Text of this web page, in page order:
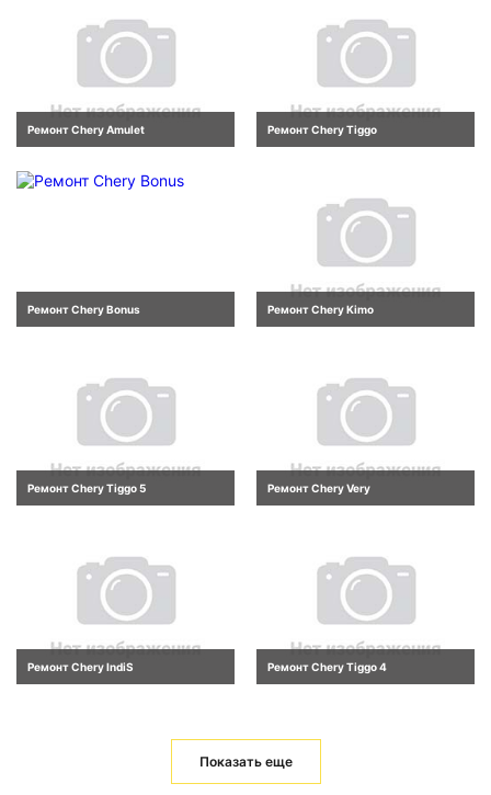
Ремонт Chery Amulet Ремонт Chery Tiggo
Ремонт Chery Bonus Ремонт Chery Kimo
Ремонт Chery Tiggo 5 Ремонт Chery Very
Ремонт Chery IndiS Ремонт Chery Tiggo 4
Показать еще